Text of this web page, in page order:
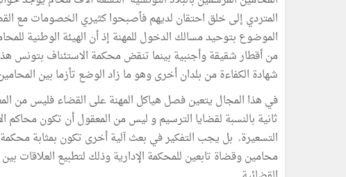
المتردي إلى خلق احتقان لديهم فأصبحوا كثيري الخصومات مع
الموضوع بتوحيد مسالك الدخول للمهنة إذ أن الهيئة الوطنية
من أقطار شقيقة وأجنبية بينما تنقض محكمة الاستئناف بتونس
شهادة الكفاءة من بلدان أخرى وهو ما زاد الوضع تأزما بين
في هذا المجال يتعين فصل هياكل المهنة على القضاء فليس من
ثانية بالنسبة لقضايا الترسيم و ليس من المعقول أن تكون محاكم
التسعيرة. بل يجب التفكير في بعث آلية أخرى تكون بمثابة محكمة
محامين وقضاة تابعين للمحكمة الإدارية وذلك لتطبيع العلاقات